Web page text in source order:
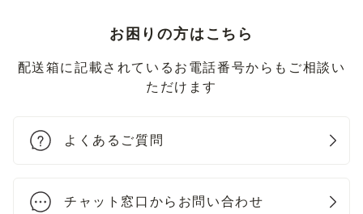
お困りの方はこちら
配送箱に記載されているお電話番号からもご相談い
ただけます
よくあるご質問
チャット窓口からお問い合わせ